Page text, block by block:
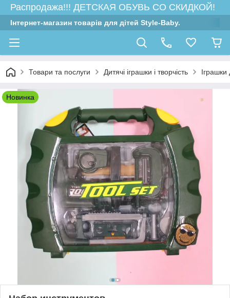
Распродажа!!! ДЕТСКАЯ ОБУВЬ СО СКИДКОЙ!
Інтернет-магазин товарів для дітей Style-Baby.
Товари та послуги Дитячі іграшки і творчість Іграшки
Новинка